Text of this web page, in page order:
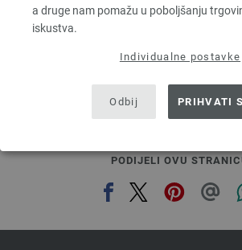
a druge nam pomažu u poboljšanju
iskustva.
Individualne postavke
Odbij PRIHVATI
6,38 $
bez PDV-a, dodatno troškovi za dostavu, Osnovna
prev next
PODIJELI OVU